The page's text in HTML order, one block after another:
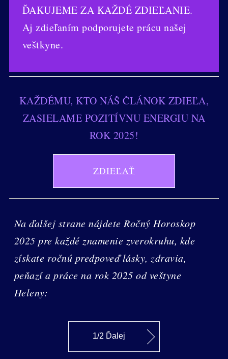
ĎAKUJEME ZA KAŽDÉ ZDIEĽANIE.
Aj zdieľaním podporujete prácu našej
veštkyne.
KAŽDÉMU, KTO NÁŠ ČLÁNOK ZDIEĽA,
ZASIELAME POZITÍVNU ENERGIU NA
ROK 2025!
ZDIEĽAŤ
Na ďalšej strane nájdete Ročný Horoskop
2025 pre každé znamenie zverokruhu, kde
získate ročnú predpoveď lásky, zdravia,
peňazí a práce na rok 2025 od veštyne
Heleny:
1/2 Ďalej